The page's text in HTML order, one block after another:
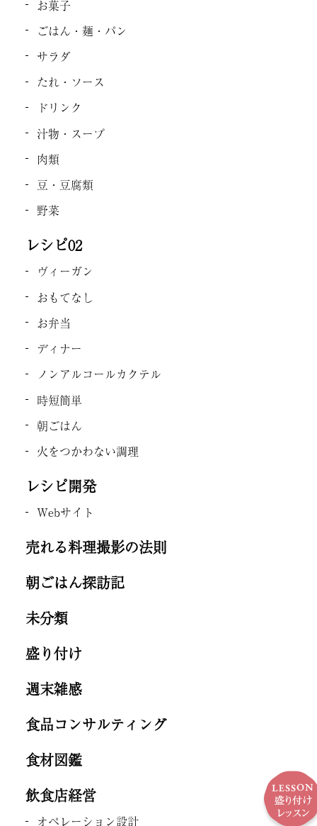
お菓子
ごはん・麺・パン
サラダ
たれ・ソース
ドリンク
汁物・スープ
肉類
豆・豆腐類
野菜
レシピ02
ヴィーガン
おもてなし
お弁当
ディナー
ノンアルコールカクテル
時短簡単
朝ごはん
火をつかわない調理
レシピ開発
Webサイト
売れる料理撮影の法則
朝ごはん探訪記
未分類
盛り付け
週末雑感
食品コンサルティング
食材図鑑
飲食店経営
オペレーション設計